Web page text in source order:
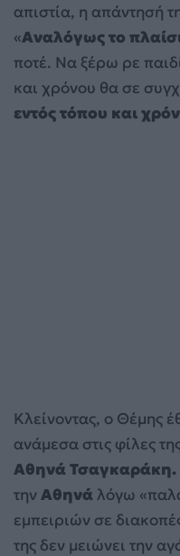
απιστία, η απάντησή
«Αναλόγως το
ποτέ. Να ξέρω ρε
και χρόνου θα σε
εντός τόπου και
Κλείνοντας, ο Θέμης
ανάμεσα στις φίλες
Αθηνά Τσαγκαράκη.
τηνΑθηνά λόγω
εμπειριών σε
της δεν μειώνει την